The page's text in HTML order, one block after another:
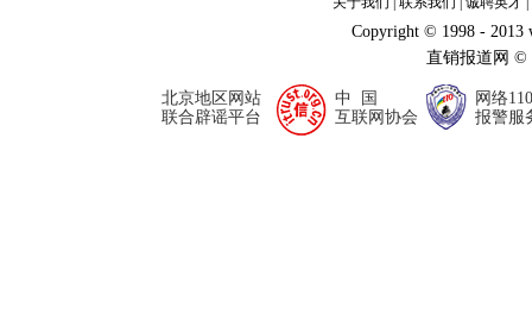
Copyright © 1998 - 2013
直销报道网
北京地区网站
联合辟谣平台
中 国
互联网协会
网络110
报警服